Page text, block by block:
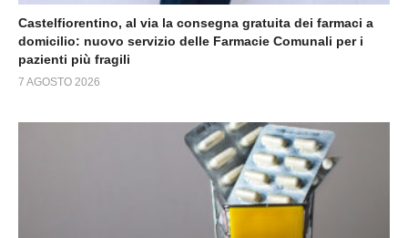
Castelfiorentino, al via la consegna gratuita dei farmaci a
domicilio: nuovo servizio delle Farmacie Comunali per i
pazienti più fragili
7 AGOSTO 2026